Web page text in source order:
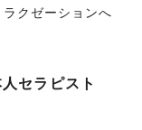
クゼーションへ
セラピスト